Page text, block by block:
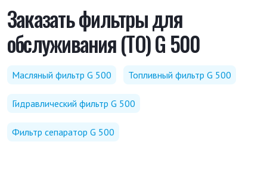
Заказать фильтры для
обслуживания (ТО) G 500
Масляный фильтр G 500 Топливный фильтр G 500
Гидравлический фильтр G 500
Фильтр сепаратор G 500